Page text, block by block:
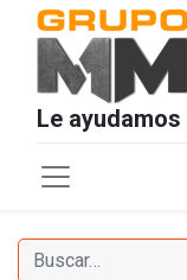
Le ayudamos